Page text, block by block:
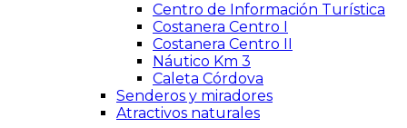
Centro de Información Turística
Costanera Centro I
Costanera Centro II
Náutico Km 3
Caleta Córdova
Senderos y miradores
Atractivos naturales